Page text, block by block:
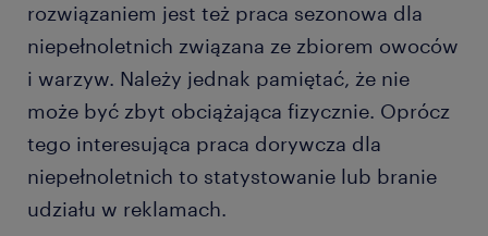
rozwiązaniem jest też praca sezonowa dla
niepełnoletnich związana ze zbiorem owoców
i warzyw. Należy jednak pamiętać, że nie
może być zbyt obciążająca fizycznie. Oprócz
tego interesująca praca dorywcza dla
niepełnoletnich to statystowanie lub branie
udziału w reklamach.